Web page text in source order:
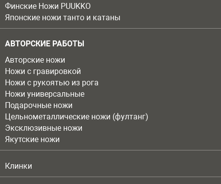
Финские Ножи PUUKKO
Японские ножи танто и катаны
АВТОРСКИЕ РАБОТЫ
Авторские ножи
Ножи с гравировкой
Ножи с рукоятью из рога
Ножи универсальные
Подарочные ножи
Цельнометаллические ножи (фултанг)
Эксклюзивные ножи
Якутские ножи
Клинки